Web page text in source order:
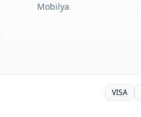
Mobilya
VISA